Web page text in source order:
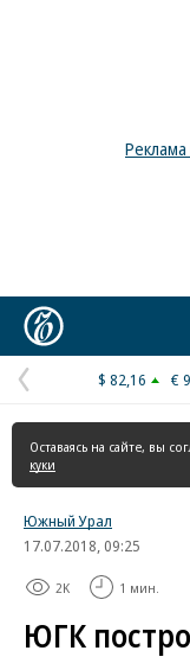
Предыдущая
страница
$ 82,16 €
Оставаясь на сайте, вы
куки
Южный Урал
17.07.2018, 09:25
2K 1 мин.
ЮГК